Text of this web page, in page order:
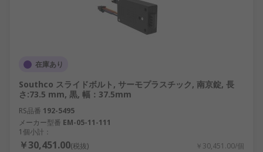
在庫あり
Southco スライドボルト, サーモプラスチック, 南京錠, 長
さ:73.5 mm, 黒, 幅：37.5mm
RS品番 192-5495
メーカー型番 EM-05-11-111
1個小計：
￥30,451.00(税抜) ￥30,451.00/個